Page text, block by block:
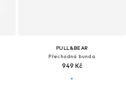
PULL&BEAR
Přechodná bunda
949 Kč